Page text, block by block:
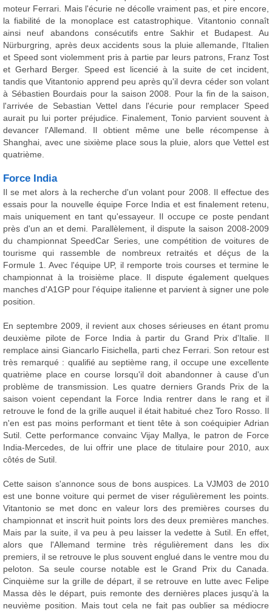
moteur Ferrari. Mais l'écurie ne décolle vraiment pas, et pire encore,
la fiabilité de la monoplace est catastrophique. Vitantonio connaît
ainsi neuf abandons consécutifs entre Sakhir et Budapest. Au
Nürburgring, après deux accidents sous la pluie allemande, l'Italien
et Speed sont violemment pris à partie par leurs patrons, Franz Tost
et Gerhard Berger. Speed est licencié à la suite de cet incident,
tandis que Vitantonio apprend peu après qu'il devra céder son volant
à Sébastien Bourdais pour la saison 2008. Pour la fin de la saison,
l'arrivée de Sebastian Vettel dans l'écurie pour remplacer Speed
aurait pu lui porter préjudice. Finalement, Tonio parvient souvent à
devancer l'Allemand. Il obtient même une belle récompense à
Shanghai, avec une sixième place sous la pluie, alors que Vettel est
quatrième.
Force India
Il se met alors à la recherche d'un volant pour 2008. Il effectue des
essais pour la nouvelle équipe Force India et est finalement retenu,
mais uniquement en tant qu'essayeur. Il occupe ce poste pendant
près d'un an et demi. Parallèlement, il dispute la saison 2008-2009
du championnat SpeedCar Series, une compétition de voitures de
tourisme qui rassemble de nombreux retraités et déçus de la
Formule 1. Avec l'équipe UP, il remporte trois courses et termine le
championnat à la troisième place. Il dispute également quelques
manches d'A1GP pour l'équipe italienne et parvient à signer une pole
position.
En septembre 2009, il revient aux choses sérieuses en étant promu
deuxième pilote de Force India à partir du Grand Prix d'Italie. Il
remplace ainsi Giancarlo Fisichella, parti chez Ferrari. Son retour est
très remarqué : qualifié au septième rang, il occupe une excellente
quatrième place en course lorsqu'il doit abandonner à cause d'un
problème de transmission. Les quatre derniers Grands Prix de la
saison voient cependant la Force India rentrer dans le rang et il
retrouve le fond de la grille auquel il était habitué chez Toro Rosso. Il
n'en est pas moins performant et tient tête à son coéquipier Adrian
Sutil. Cette performance convainc Vijay Mallya, le patron de Force
India-Mercedes, de lui offrir une place de titulaire pour 2010, aux
côtés de Sutil.
Cette saison s'annonce sous de bons auspices. La VJM03 de 2010
est une bonne voiture qui permet de viser régulièrement les points.
Vitantonio se met donc en valeur lors des premières courses du
championnat et inscrit huit points lors des deux premières manches.
Mais par la suite, il va peu à peu laisser la vedette à Sutil. En effet,
alors que l'Allemand termine très régulièrement dans les dix
premiers, il se retrouve le plus souvent englué dans le ventre mou du
peloton. Sa seule course notable est le Grand Prix du Canada.
Cinquième sur la grille de départ, il se retrouve en lutte avec Felipe
Massa dès le départ, puis remonte des dernières places jusqu'à la
neuvième position. Mais tout cela ne fait pas oublier sa médiocre